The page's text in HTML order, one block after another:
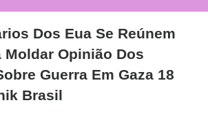
Dos Eua Se Reúnem
Moldar Opinião Dos
Guerra Em Gaza 18
Brasil